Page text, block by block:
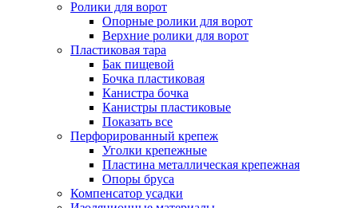
Ролики для ворот
Опорные ролики для ворот
Верхние ролики для ворот
Пластиковая тара
Бак пищевой
Бочка пластиковая
Канистра бочка
Канистры пластиковые
Показать все
Перфорированный крепеж
Уголки крепежные
Пластина металлическая крепежная
Опоры бруса
Компенсатор усадки